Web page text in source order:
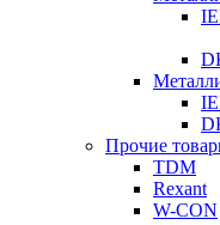
Прочие
TDM
Rexant
W-CON